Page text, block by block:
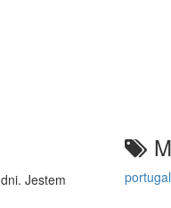
dni. Jestem